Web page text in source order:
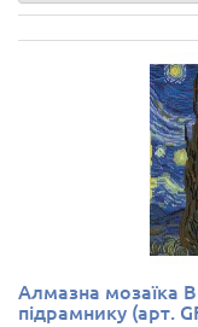
Алмазна мозаїка
підрамнику (арт.